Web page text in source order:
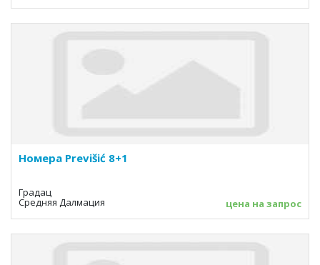
Номера Previšić 8+1
Градац
Средняя Далмация цена на запрос